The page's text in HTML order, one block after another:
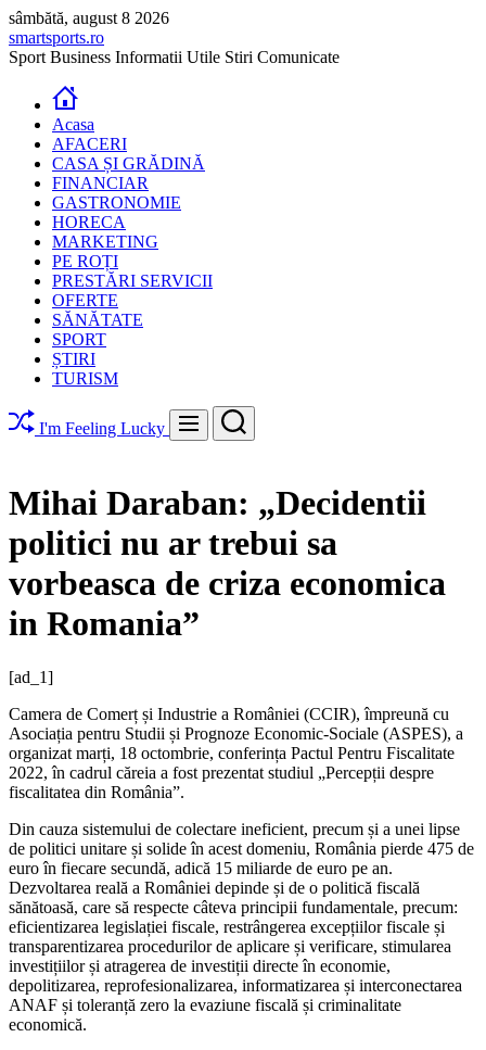
Skip
to
content
sâmbătă, august 8 2026
smartsports.ro
Sport Business Informatii Utile Stiri Comunicate
Acasa
AFACERI
CASA ȘI GRĂDINĂ
FINANCIAR
GASTRONOMIE
HORECA
MARKETING
PE ROȚI
PRESTĂRI SERVICII
OFERTE
SĂNĂTATE
SPORT
ȘTIRI
TURISM
I'm Feeling Lucky Menu Search
Mihai Daraban: „Decidentii
politici nu ar trebui sa
vorbeasca de criza economica
in Romania”
[ad_1]
Camera de Comerț și Industrie a României (CCIR), împreună cu
Asociația pentru Studii și Prognoze Economic-Sociale (ASPES), a
organizat marți, 18 octombrie, conferința Pactul Pentru Fiscalitate
2022, în cadrul căreia a fost prezentat studiul „Percepții despre
fiscalitatea din România”.
Din cauza sistemului de colectare ineficient, precum și a unei lipse
de politici unitare și solide în acest domeniu, România pierde 475 de
euro în fiecare secundă, adică 15 miliarde de euro pe an.
Dezvoltarea reală a României depinde și de o politică fiscală
sănătoasă, care să respecte câteva principii fundamentale, precum:
eficientizarea legislației fiscale, restrângerea excepțiilor fiscale și
transparentizarea procedurilor de aplicare și verificare, stimularea
investițiilor și atragerea de investiții directe în economie,
depolitizarea, reprofesionalizarea, informatizarea și interconectarea
ANAF și toleranță zero la evaziune fiscală și criminalitate
economică.